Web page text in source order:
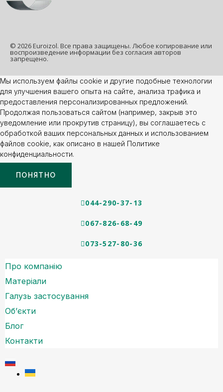
© 2026 Euroizol. Все права защищены. Любое копирование или
воспроизведение информации без согласия авторов
запрещено.
Мы используем файлы cookie и другие подобные технологии
для улучшения вашего опыта на сайте, анализа трафика и
предоставления персонализированных предложений.
Продолжая пользоваться сайтом (например, закрыв это
уведомление или прокрутив страницу), вы соглашаетесь с
обработкой ваших персональных данных и использованием
файлов cookie, как описано в нашей Политике
конфиденциальности.
ПОНЯТНО
044-290-37-13
067-826-68-49
073-527-80-36
Про компанію
Матеріали
Галузь застосування
Об’єкти
Блог
Контакти